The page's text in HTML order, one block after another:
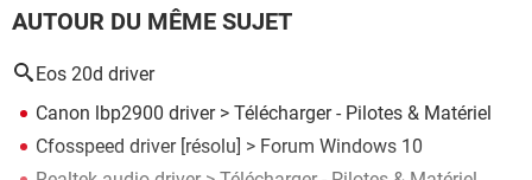
AUTOUR DU MÊME SUJET
Eos 20d driver
Canon lbp2900 driver> Télécharger - Pilotes & Matériel
Cfosspeed driver[résolu] > Forum Windows 10